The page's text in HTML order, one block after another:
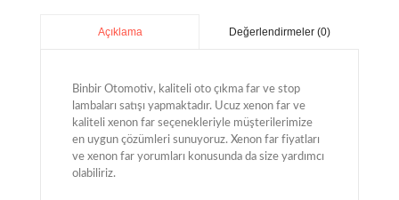
Açıklama Değerlendirmeler (0)
Binbir Otomotiv, kaliteli oto çıkma far ve stop
lambaları satışı yapmaktadır. Ucuz xenon far ve
kaliteli xenon far seçenekleriyle müşterilerimize
en uygun çözümleri sunuyoruz. Xenon far fiyatları
ve xenon far yorumları konusunda da size yardımcı
olabiliriz.